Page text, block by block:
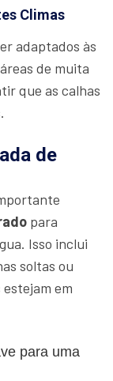
Climas
adaptados às
de muita
que as calhas
de
para
Isso inclui
soltas ou
em
para uma